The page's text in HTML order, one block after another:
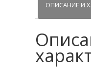
ОПИСАНИЕ И